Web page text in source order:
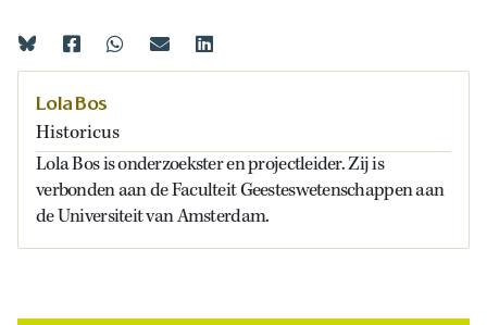
Lola Bos
Historicus
Lola Bos is onderzoekster en projectleider. Zij is
verbonden aan de Faculteit Geesteswetenschappen aan
de Universiteit van Amsterdam.